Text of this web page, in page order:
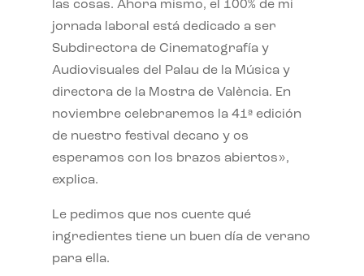
las cosas. Ahora mismo, el 100% de mi
jornada laboral está dedicado a ser
Subdirectora de Cinematografía y
Audiovisuales del Palau de la Música y
directora de la Mostra de València. En
noviembre celebraremos la 41ª edición
de nuestro festival decano y os
esperamos con los brazos abiertos»,
explica.
Le pedimos que nos cuente qué
ingredientes tiene un buen día de verano
para ella.